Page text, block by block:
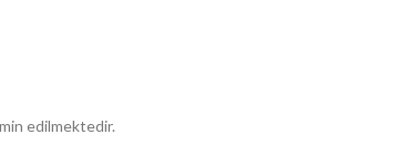
edilmektedir.